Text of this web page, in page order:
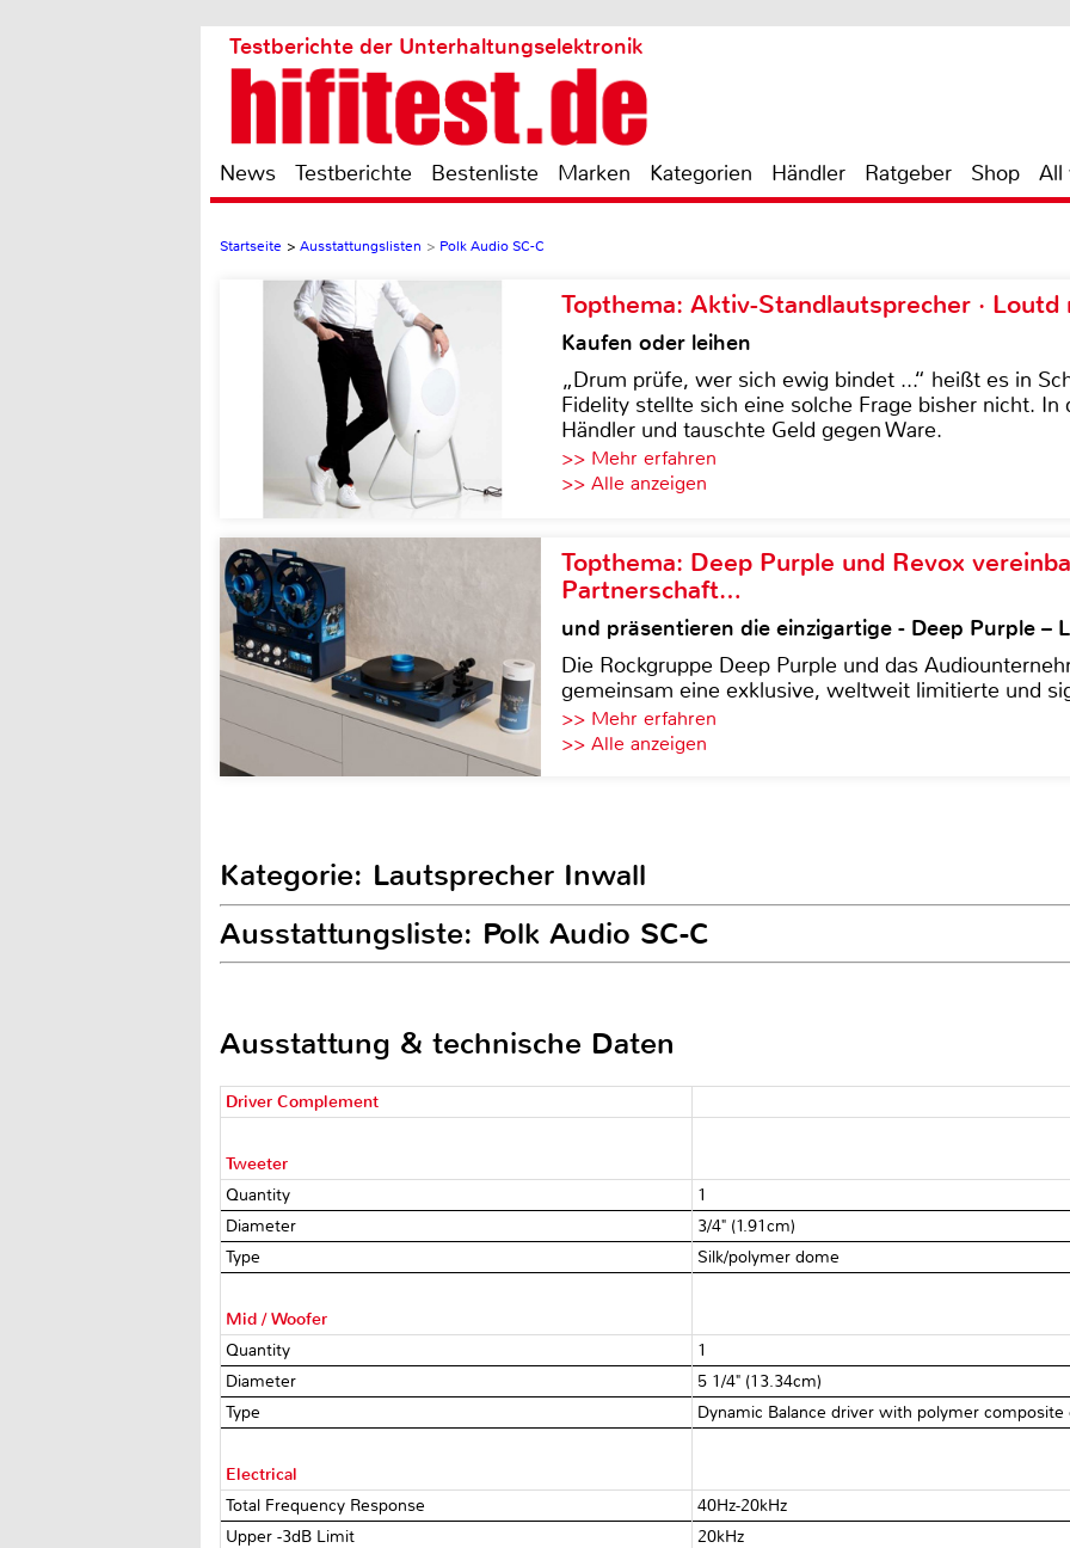
Testberichte der Unterhaltungselektronik
News Testberichte Bestenliste Marken Kategorien Händler Ratgeber Shop All
Startseite > Ausstattungslisten > Polk Audio SC-C
Topthema: Aktiv-Standlautsprecher · Loutd
Kaufen oder leihen
„Drum prüfe, wer sich ewig bindet ...“ heißt es in
Fidelity stellte sich eine solche Frage bisher nicht. In
Händler und tauschte Geld gegen Ware.
>> Mehr erfahren
>> Alle anzeigen
Topthema: Deep Purple und Revox
Partnerschaft…
und präsentieren die einzigartige - Deep Purple –
Die Rockgruppe Deep Purple und das
gemeinsam eine exklusive, weltweit limitierte und
>> Mehr erfahren
>> Alle anzeigen
Kategorie: Lautsprecher Inwall
Ausstattungsliste: Polk Audio SC-C
Ausstattung & technische Daten
Driver Complement
Tweeter
Quantity
1
Diameter
3/4" (1.91cm)
Type
Silk/polymer dome
Mid / Woofer
Quantity
1
Diameter
5 1/4" (13.34cm)
Type
Dynamic Balance driver with polymer composite
Electrical
Total Frequency Response
40Hz-20kHz
Upper -3dB Limit
20kHz